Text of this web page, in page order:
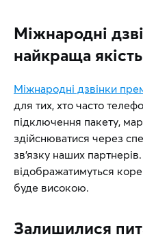
Міжнародні
найкраща
Міжнародні дзвінки
для тих, хто часто
підключення пакету,
здійснюватися через
зв’язку наших
відображатимуться
буде високою.
Залишилися